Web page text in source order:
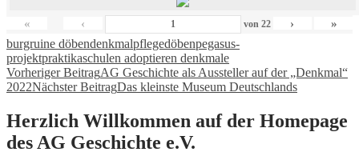
« ‹ von 22 › »
burgruine döbendenkmalpflegedöbenpegasus-
projektpraktikaschulen adoptieren denkmale
Beitragsnavigation
Vorheriger BeitragAG Geschichte als Aussteller auf der „Denkmal“
2022Nächster BeitragDas kleinste Museum Deutschlands
Herzlich Willkommen auf der Homepage
des AG Geschichte e.V.